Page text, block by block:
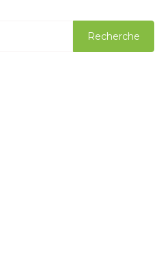
Recherche